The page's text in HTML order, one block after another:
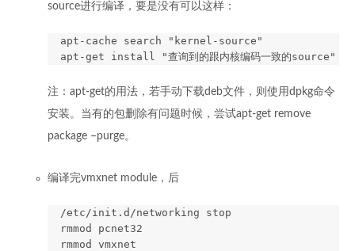
source进行编译，要是没有可以这样：
  apt-cache search "kernel-source"
注：apt-get的用法，若手动下载deb文件，则使用dpkg命令
安装。当有的包删除有问题时候，尝试apt-get remove
package –purge。
编译完vmxnet module，后
  /etc/init.d/networking stop
  rmmod pcnet32
  rmmod vmxnet